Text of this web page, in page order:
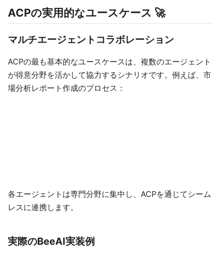
ACPの実用的なユースケース 🚀
マルチエージェントコラボレーション
ACPの最も基本的なユースケースは、複数のエージェント
が得意分野を活かして協力するシナリオです。例えば、市
場分析レポート作成のプロセス：
各エージェントは専門分野に集中し、ACPを通じてシーム
レスに連携します。
実際のBeeAI実装例